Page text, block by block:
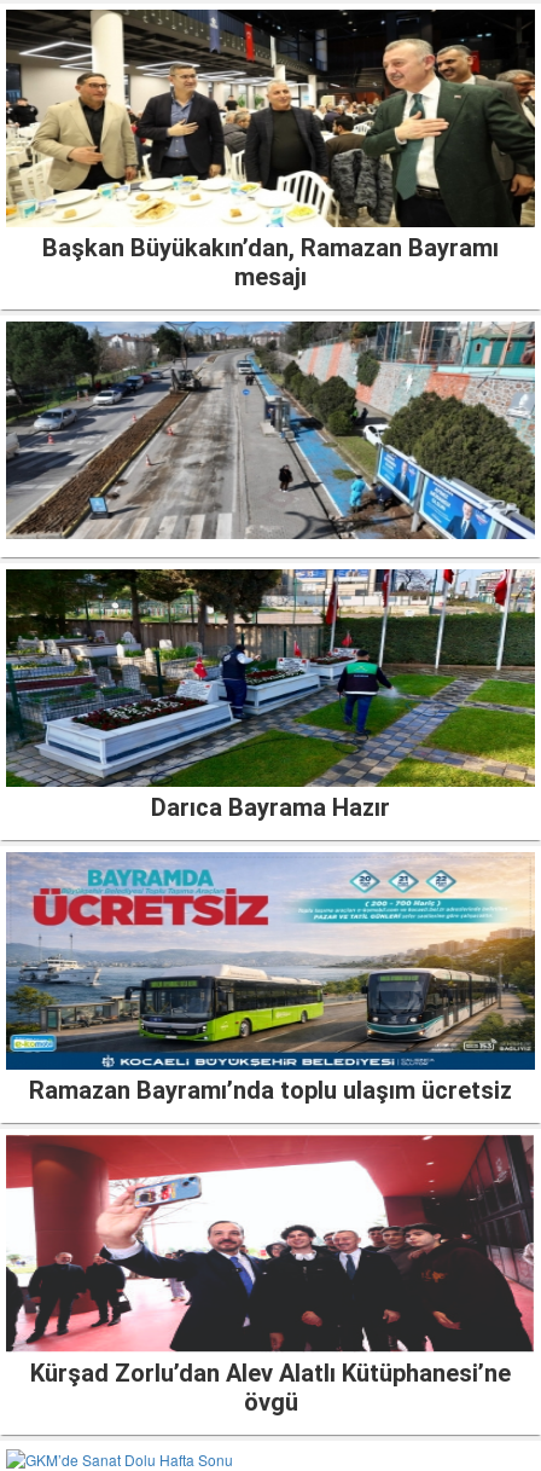
Başkan Büyükakın’dan, Ramazan Bayramı
mesajı
Darıca Bayrama Hazır
Ramazan Bayramı’nda toplu ulaşım ücretsiz
Kürşad Zorlu’dan Alev Alatlı Kütüphanesi’ne
övgü